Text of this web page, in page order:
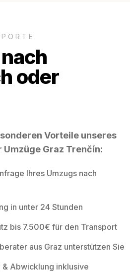
oder
Vorteile unseres
Graz Trenčín:
Ihres Umzugs nach
in unter 24 Stunden
bis 7.500€ für den Transport
aus Graz unterstützen Sie
& Abwicklung inklusive